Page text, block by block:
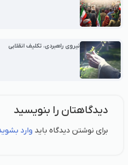
نیروی راهبردی، تکلیف انقلابی
دیدگاهتان را بنویسید
برای نوشتن دیدگاه باید وارد